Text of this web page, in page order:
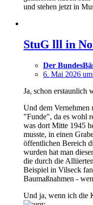
und stehen jetzt in
StuG lll in
Der
6. Mai 2026 um
Ja, schon erstaunlich
Und dem Vernehmen
"Funde", da es wohl
was dort Mitte 1945
musste, in einen
öffentlichen Bereich
wurden hat man
die durch die
Beispiel in Vilseck
Baumaßnahmen -
Und ja, wenn ich die